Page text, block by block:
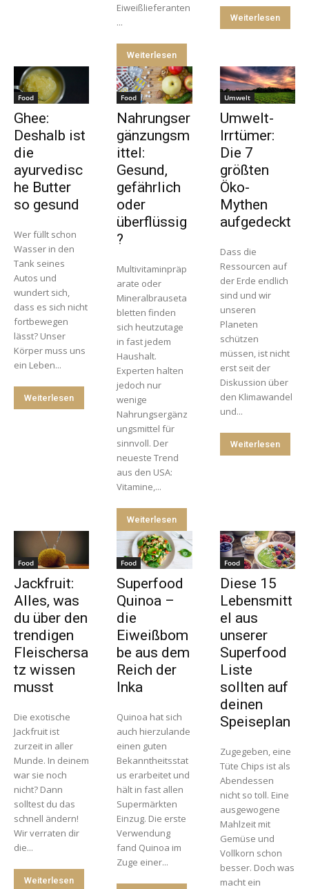
Eiweißlieferanten
...
Weiterlesen
Weiterlesen
Food
Ghee:
Deshalb ist
die
ayurvedisc
he Butter
so gesund
Wer füllt schon
Wasser in den
Tank seines
Autos und
wundert sich,
dass es sich nicht
fortbewegen
lässt? Unser
Körper muss uns
ein Leben...
Weiterlesen
Food
Nahrungser
gänzungsm
ittel:
Gesund,
gefährlich
oder
überflüssig
?
Multivitaminpräp
arate oder
Mineralbrauseta
bletten finden
sich heutzutage
in fast jedem
Haushalt.
Experten halten
jedoch nur
wenige
Nahrungsergänz
ungsmittel für
sinnvoll. Der
neueste Trend
aus den USA:
Vitamine,...
Weiterlesen
Umwelt
Umwelt-
Irrtümer:
Die 7
größten
Öko-
Mythen
aufgedeckt
Dass die
Ressourcen auf
der Erde endlich
sind und wir
unseren
Planeten
schützen
müssen, ist nicht
erst seit der
Diskussion über
den Klimawandel
und...
Weiterlesen
Food
Jackfruit:
Alles, was
du über den
trendigen
Fleischersa
tz wissen
musst
Die exotische
Jackfruit ist
zurzeit in aller
Munde. In deinem
war sie noch
nicht? Dann
solltest du das
schnell ändern!
Wir verraten dir
die...
Weiterlesen
Food
Superfood
Quinoa –
die
Eiweißbom
be aus dem
Reich der
Inka
Quinoa hat sich
auch hierzulande
einen guten
Bekanntheitsstat
us erarbeitet und
hält in fast allen
Supermärkten
Einzug. Die erste
Verwendung
fand Quinoa im
Zuge einer...
Food
Diese 15
Lebensmitt
el aus
unserer
Superfood
Liste
sollten auf
deinen
Speiseplan
Zugegeben, eine
Tüte Chips ist als
Abendessen
nicht so toll. Eine
ausgewogene
Mahlzeit mit
Gemüse und
Vollkorn schon
besser. Doch was
macht ein